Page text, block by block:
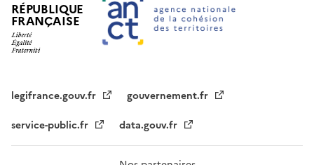
RÉPUBLIQUE
FRANÇAISE
legifrance.gouv.fr
gouvernement.fr
service-public.fr
data.gouv.fr